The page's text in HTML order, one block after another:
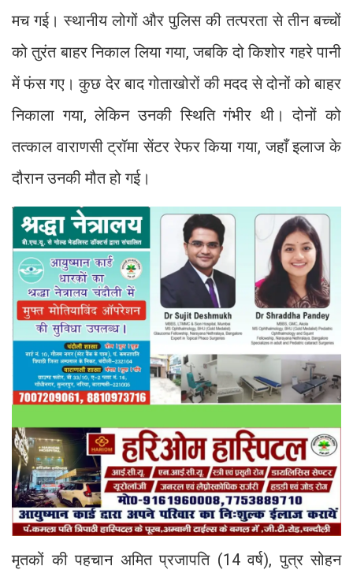
मच गई। स्थानीय लोगों और पुलिस की तत्परता से तीन बच्चों
को तुरंत बाहर निकाल लिया गया, जबकि दो किशोर गहरे पानी
में फंस गए। कुछ देर बाद गोताखोरों की मदद से दोनों को बाहर
निकाला गया, लेकिन उनकी स्थिति गंभीर थी। दोनों को
तत्काल वाराणसी ट्रॉमा सेंटर रेफर किया गया, जहाँ इलाज के
दौरान उनकी मौत हो गई।
मृतकों की पहचान अमित प्रजापति (14 वर्ष), पुत्र सोहन